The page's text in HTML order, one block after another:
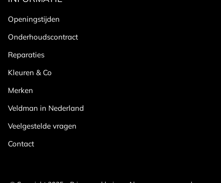
Openingstijden
Onderhoudscontract
Reparaties
Kleuren & Co
Merken
Veldman in Nederland
Veelgestelde vragen
Contact